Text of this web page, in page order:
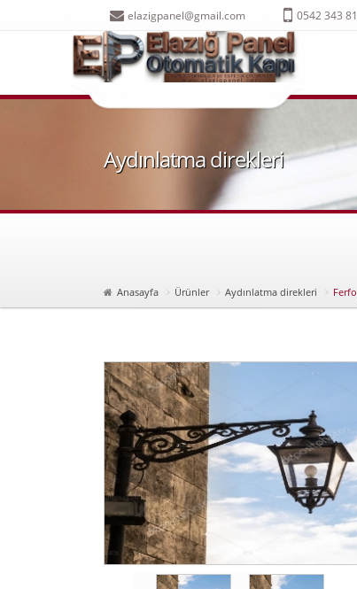
elazigpanel@gmail.com 0542 343
Aydınlatma direkleri
Anasayfa Ürünler Aydınlatma direkleri